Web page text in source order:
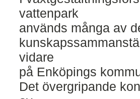
vattenpark
används många av
vidare
på Enköpings
Det övergripande